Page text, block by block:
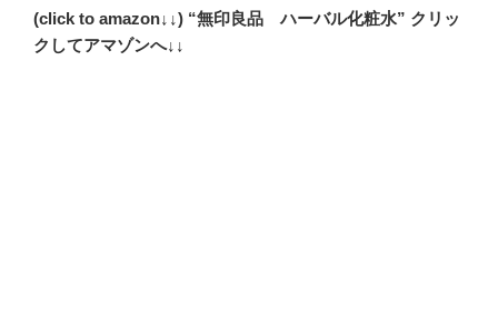
(click to amazon↓↓) “無印良品 ハーバル化粧水” クリッ
クしてアマゾンへ↓↓